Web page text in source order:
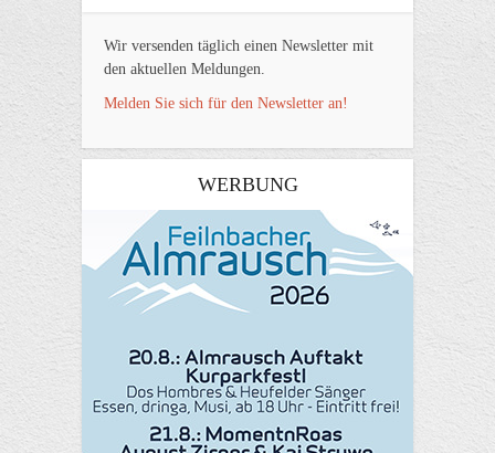
Wir versenden täglich einen Newsletter mit
den aktuellen Meldungen.
Melden Sie sich für den Newsletter an!
WERBUNG